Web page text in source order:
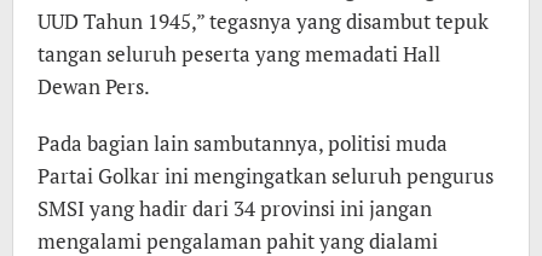
UUD Tahun 1945,” tegasnya yang disambut tepuk
tangan seluruh peserta yang memadati Hall
Dewan Pers.
Pada bagian lain sambutannya, politisi muda
Partai Golkar ini mengingatkan seluruh pengurus
SMSI yang hadir dari 34 provinsi ini jangan
mengalami pengalaman pahit yang dialami